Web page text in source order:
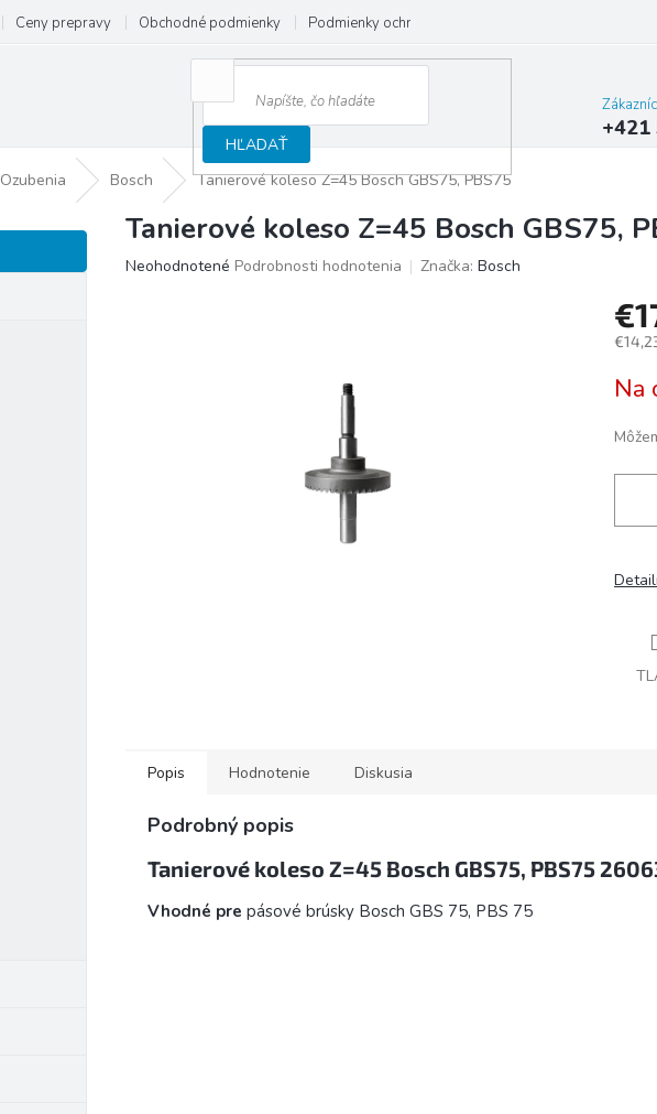
Ceny prepravy Obchodné podmienky Podmienky ochrany osobných údajov
HĽADAŤ
+421
Ozubenia Bosch Tanierové koleso Z=45 Bosch GBS75, PBS75
Tanierové koleso Z=45 Bosch GBS75,
Priemerné
Neohodnotené Podrobnosti hodnotenia Značka: Bosch
cena:
Na
Popis Hodnotenie Diskusia
Podrobný popis
Tanierové koleso Z=45 Bosch GBS75, PBS75
Vhodné pre pásové brúsky Bosch GBS 75, PBS 75